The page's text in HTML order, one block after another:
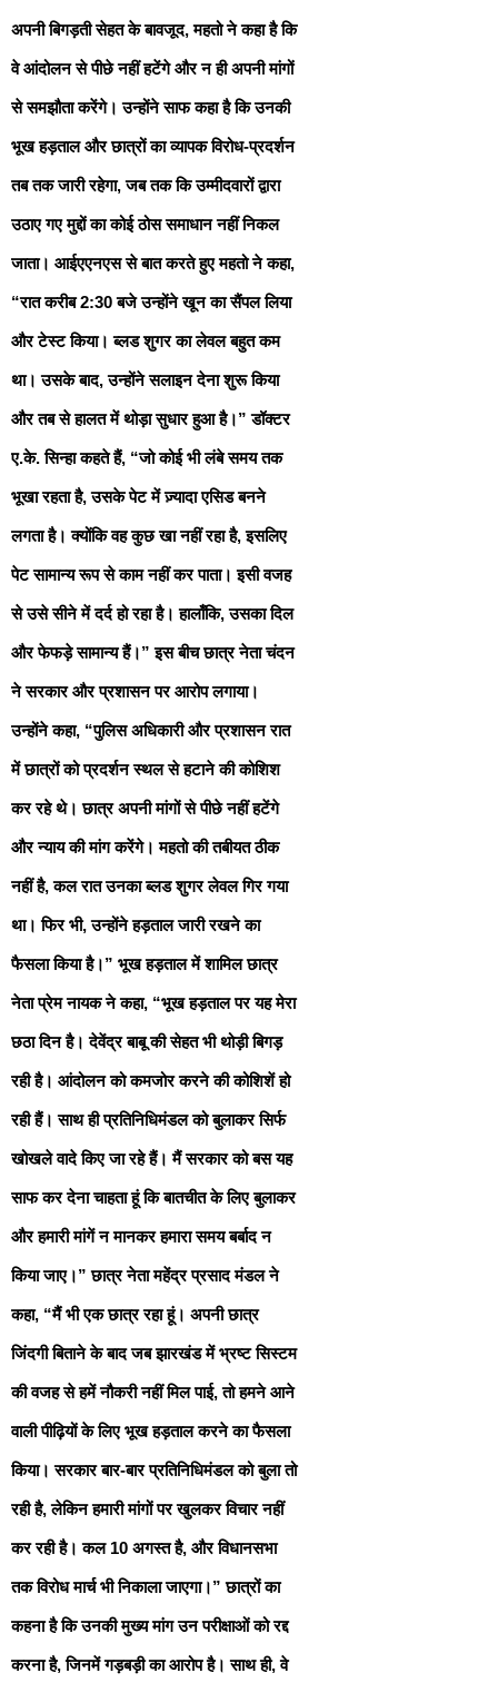
अपनी बिगड़ती सेहत के बावजूद, महतो ने कहा है कि
वे आंदोलन से पीछे नहीं हटेंगे और न ही अपनी मांगों
से समझौता करेंगे। उन्होंने साफ कहा है कि उनकी
भूख हड़ताल और छात्रों का व्यापक विरोध-प्रदर्शन
तब तक जारी रहेगा, जब तक कि उम्मीदवारों द्वारा
उठाए गए मुद्दों का कोई ठोस समाधान नहीं निकल
जाता। आईएएनएस से बात करते हुए महतो ने कहा,
“रात करीब 2:30 बजे उन्होंने खून का सैंपल लिया
और टेस्ट किया। ब्लड शुगर का लेवल बहुत कम
था। उसके बाद, उन्होंने सलाइन देना शुरू किया
और तब से हालत में थोड़ा सुधार हुआ है।” डॉक्टर
ए.के. सिन्हा कहते हैं, “जो कोई भी लंबे समय तक
भूखा रहता है, उसके पेट में ज़्यादा एसिड बनने
लगता है। क्योंकि वह कुछ खा नहीं रहा है, इसलिए
पेट सामान्य रूप से काम नहीं कर पाता। इसी वजह
से उसे सीने में दर्द हो रहा है। हालाँकि, उसका दिल
और फेफड़े सामान्य हैं।” इस बीच छात्र नेता चंदन
ने सरकार और प्रशासन पर आरोप लगाया।
उन्होंने कहा, “पुलिस अधिकारी और प्रशासन रात
में छात्रों को प्रदर्शन स्थल से हटाने की कोशिश
कर रहे थे। छात्र अपनी मांगों से पीछे नहीं हटेंगे
और न्याय की मांग करेंगे। महतो की तबीयत ठीक
नहीं है, कल रात उनका ब्लड शुगर लेवल गिर गया
था। फिर भी, उन्होंने हड़ताल जारी रखने का
फैसला किया है।” भूख हड़ताल में शामिल छात्र
नेता प्रेम नायक ने कहा, “भूख हड़ताल पर यह मेरा
छठा दिन है। देवेंद्र बाबू की सेहत भी थोड़ी बिगड़
रही है। आंदोलन को कमजोर करने की कोशिशें हो
रही हैं। साथ ही प्रतिनिधिमंडल को बुलाकर सिर्फ
खोखले वादे किए जा रहे हैं। मैं सरकार को बस यह
साफ कर देना चाहता हूं कि बातचीत के लिए बुलाकर
और हमारी मांगें न मानकर हमारा समय बर्बाद न
किया जाए।” छात्र नेता महेंद्र प्रसाद मंडल ने
कहा, “मैं भी एक छात्र रहा हूं। अपनी छात्र
जिंदगी बिताने के बाद जब झारखंड में भ्रष्ट सिस्टम
की वजह से हमें नौकरी नहीं मिल पाई, तो हमने आने
वाली पीढ़ियों के लिए भूख हड़ताल करने का फैसला
किया। सरकार बार-बार प्रतिनिधिमंडल को बुला तो
रही है, लेकिन हमारी मांगों पर खुलकर विचार नहीं
कर रही है। कल 10 अगस्त है, और विधानसभा
तक विरोध मार्च भी निकाला जाएगा।” छात्रों का
कहना है कि उनकी मुख्य मांग उन परीक्षाओं को रद्द
करना है, जिनमें गड़बड़ी का आरोप है। साथ ही, वे